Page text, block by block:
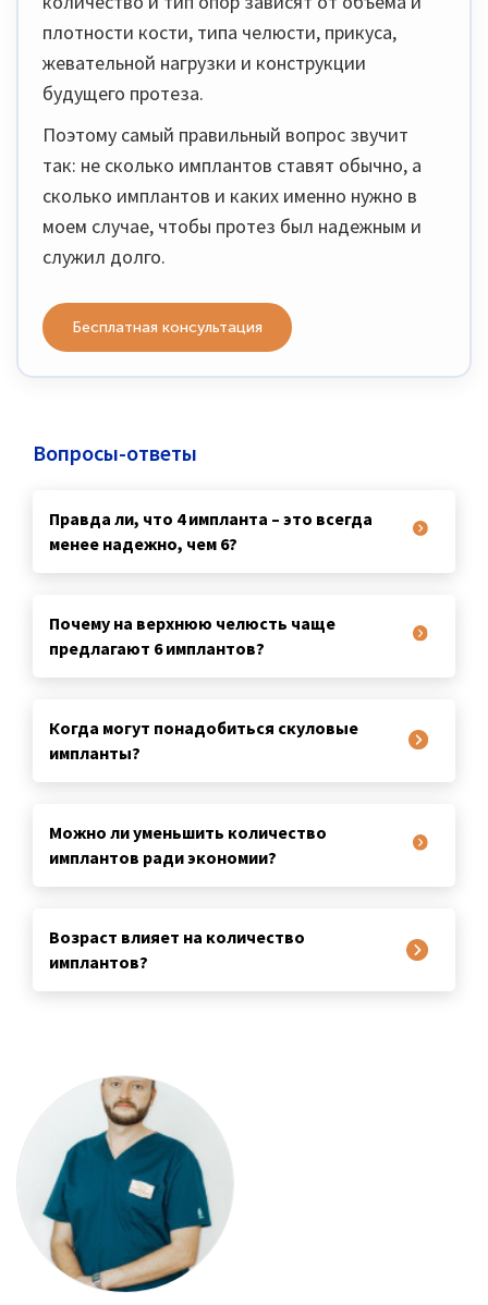
плотности кости, типа челюсти, прикуса,
жевательной нагрузки и конструкции
будущего протеза.
Поэтому самый правильный вопрос звучит
так: не сколько имплантов ставят обычно, а
сколько имплантов и каких именно нужно в
моем случае, чтобы протез был надежным и
служил долго.
Бесплатная консультация
Вопросы-ответы
Правда ли, что 4 импланта – это всегда
менее надежно, чем 6?
Почему на верхнюю челюсть чаще
предлагают 6 имплантов?
Когда могут понадобиться скуловые
импланты?
Можно ли уменьшить количество
имплантов ради экономии?
Возраст влияет на количество
имплантов?